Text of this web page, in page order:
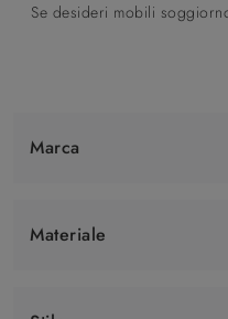
Marca
Materiale